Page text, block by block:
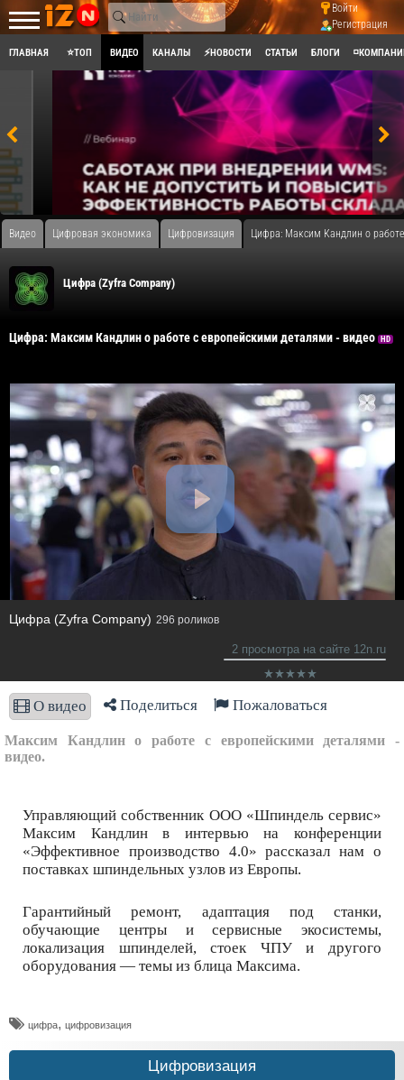
Войти
Регистрация
ГЛАВНАЯ ⭐ТОП ВИДЕО КАНАЛЫ ⚡НОВОСТИ СТАТЬИ БЛОГИ
Видео Цифровая экономика Цифровизация Цифра: Максим Кандлин о
Цифра (Zyfra Company)
Цифра: Максим Кандлин о работе с европейскими деталями - видео HD
Цифра (Zyfra Company) 296 роликов
2 просмотра на сайте 12n.ru
О видео Поделиться Пожаловаться
Максим Кандлин о работе с европейскими деталями -
видео.
Управляющий собственник ООО «Шпиндель сервис»
Максим Кандлин в интервью на конференции
«Эффективное производство 4.0» рассказал нам о
поставках шпиндельных узлов из Европы.
Гарантийный ремонт, адаптация под станки,
обучающие центры и сервисные экосистемы,
локализация шпинделей, стоек ЧПУ и другого
оборудования — темы из блица Максима.
​цифра, цифровизация
Цифровизация